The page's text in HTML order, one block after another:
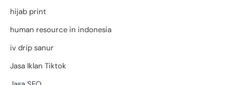
hijab print
human resource in indonesia
iv drip sanur
Jasa Iklan Tiktok